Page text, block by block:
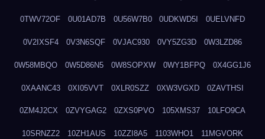
0TWV72OF 0U01AD7B 0U56W7B0 0UDKWD5I 0UELVNFD
0V2IXSF4 0V3N6SQF 0VJAC930 0VY5ZG3D 0W3LZD86
0W58MBQO 0W5D86N5 0W8SOPXW 0WY1BFPQ 0X4GG1J6
0XAANC43 0XI05VVT 0XLR0SZZ 0XW3VGXD 0ZAVTHSI
0ZM4J2CX 0ZVYGAG2 0ZXS0PVO 105XMS37 10LFO9CA
10SRNZZ2 10ZH1AUS 10ZZI8A5 1103WHO1 11MGVORK